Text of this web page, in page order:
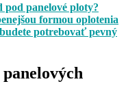
panelové ploty?
formou oplotenia
potrebovať pevný